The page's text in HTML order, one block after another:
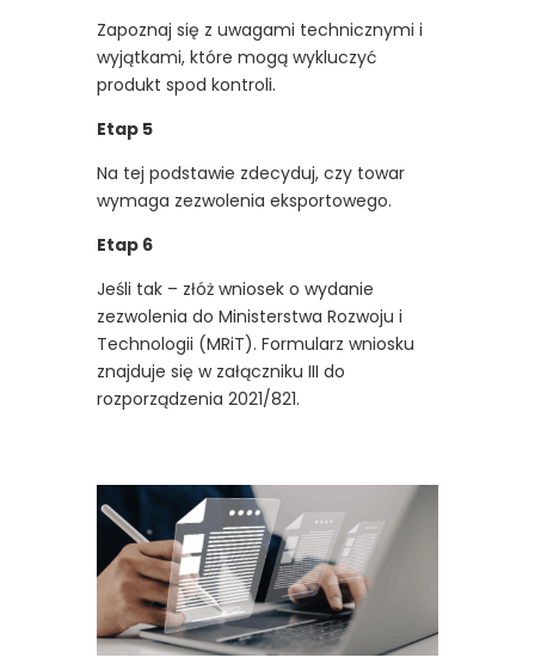
Zapoznaj się z uwagami technicznymi i
wyjątkami, które mogą wykluczyć
produkt spod kontroli.
Etap 5
Na tej podstawie zdecyduj, czy towar
wymaga zezwolenia eksportowego.
Etap 6
Jeśli tak – złóż wniosek o wydanie
zezwolenia do Ministerstwa Rozwoju i
Technologii (MRiT). Formularz wniosku
znajduje się w załączniku III do
rozporządzenia 2021/821.